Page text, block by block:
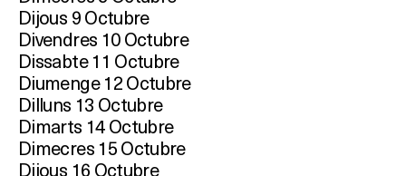
Dijous 9 Octubre
Divendres 10 Octubre
Dissabte 11 Octubre
Diumenge 12 Octubre
Dilluns 13 Octubre
Dimarts 14 Octubre
Dimecres 15 Octubre
Dijous 16 Octubre